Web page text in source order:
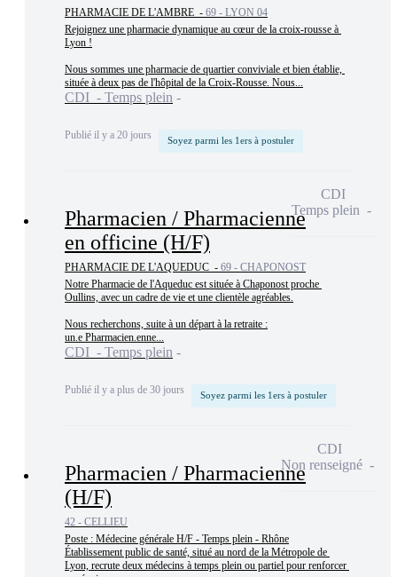
PHARMACIE DE L'AMBRE - 69 - LYON 04
Rejoignez une pharmacie dynamique au cœur de la croix-rousse à
Lyon !
Nous sommes une pharmacie de quartier conviviale et bien établie,
située à deux pas de l'hôpital de la Croix-Rousse. Nous...
CDI - Temps plein
Publié il y a 20 jours Soyez parmi les 1ers à postuler
Pharmacien / Pharmacienne
en officine (H/F)
PHARMACIE DE L'AQUEDUC - 69 - CHAPONOST
Notre Pharmacie de l'Aqueduc est située à Chaponost proche
Oullins, avec un cadre de vie et une clientèle agréables.
Nous recherchons, suite à un départ à la retraite :
un.e Pharmacien.enne...
CDI - Temps plein
Publié il y a plus de 30 jours Soyez parmi les 1ers à postuler
CDI
Temps plein
Pharmacien / Pharmacienne
(H/F)
42 - CELLIEU
Poste : Médecine générale H/F - Temps plein - Rhône
Établissement public de santé, situé au nord de la Métropole de
Lyon, recrute deux médecins à temps plein ou partiel pour renforcer
CDI
Non renseigné